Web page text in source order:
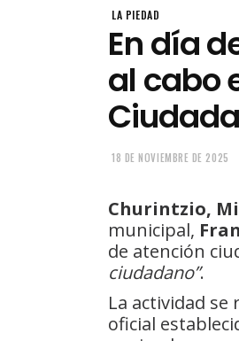
LA PIEDAD
En día
al cabo
18 DE NOVIEMBRE DE 2025
Churintzio,
municipal,
de atención
ciudadano”.
La actividad se
oficial